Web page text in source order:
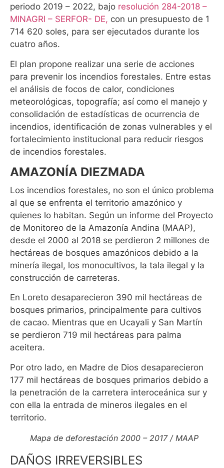
periodo 2019 – 2022, bajo resolución 284-2018 –
MINAGRI – SERFOR- DE, con un presupuesto de 1
714 620 soles, para ser ejecutados durante los
cuatro años.
El plan propone realizar una serie de acciones
para prevenir los incendios forestales. Entre estas
el análisis de focos de calor, condiciones
meteorológicas, topografía; así como el manejo y
consolidación de estadísticas de ocurrencia de
incendios, identificación de zonas vulnerables y el
fortalecimiento institucional para reducir riesgos
de incendios forestales.
AMAZONÍA DIEZMADA
Los incendios forestales, no son el único problema
al que se enfrenta el territorio amazónico y
quienes lo habitan. Según un informe del Proyecto
de Monitoreo de la Amazonía Andina (MAAP),
desde el 2000 al 2018 se perdieron 2 millones de
hectáreas de bosques amazónicos debido a la
minería ilegal, los monocultivos, la tala ilegal y la
construcción de carreteras.
En Loreto desaparecieron 390 mil hectáreas de
bosques primarios, principalmente para cultivos
de cacao. Mientras que en Ucayali y San Martín
se perdieron 719 mil hectáreas para palma
aceitera.
Por otro lado, en Madre de Dios desaparecieron
177 mil hectáreas de bosques primarios debido a
la penetración de la carretera interoceánica sur y
con ella la entrada de mineros ilegales en el
territorio.
Mapa de deforestación 2000 – 2017 / MAAP
DAÑOS IRREVERSIBLES